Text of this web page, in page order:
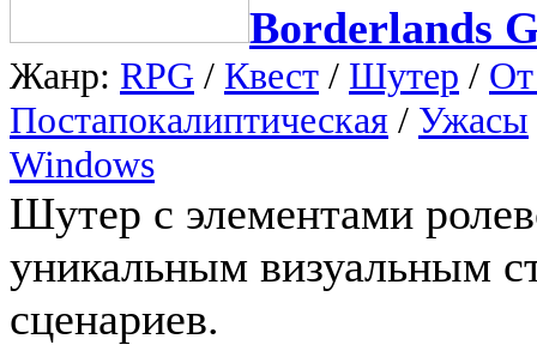
Borderlands
Жанр: RPG / Квест / Шутер / От
Постапокалиптическая / Ужасы
Windows
Шутер с элементами
уникальным визуальным
сценариев.